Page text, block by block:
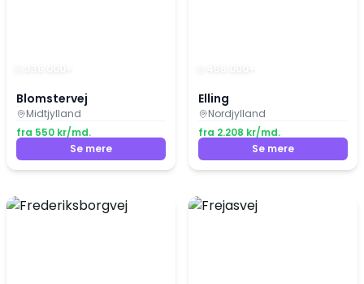
Blomstervej
Midtjylland
fra 550 kr/md.
Se mere
Elling
Nordjylland
fra 2.208 kr/md.
Se mere